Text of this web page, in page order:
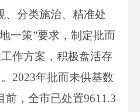
、分类施治、精准处
一策”要求，制定批而
作方案，积极盘活存
2023年批而未供基数
前，全市已处置9611.3